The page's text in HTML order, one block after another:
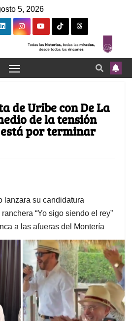
5, 2026
de Uribe con De La
de la tensión
por terminar
lanzara su candidatura
“Yo sigo siendo el rey”
a las afueras del Montería